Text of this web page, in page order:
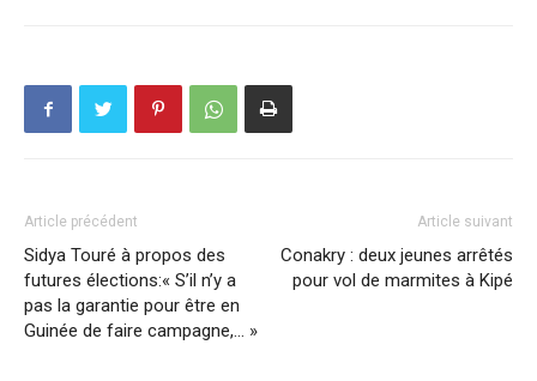
Article précédent
Sidya Touré à propos des
futures élections:« S’il n’y a
pas la garantie pour être en
Guinée de faire campagne,… »
Article suivant
Conakry : deux jeunes arrêtés
pour vol de marmites à Kipé